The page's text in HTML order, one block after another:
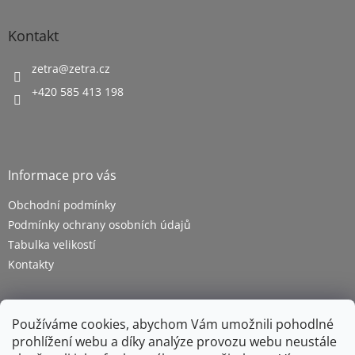
Používáme cookies, abychom Vám umožnili pohodlné
prohlížení webu a díky analýze provozu webu neustále
Kontakt
zetra@zetra.cz
+420 585 413 198
Informace pro vás
Obchodní podmínky
Podmínky ochrany osobních údajů
Tabulka velikostí
Kontakty